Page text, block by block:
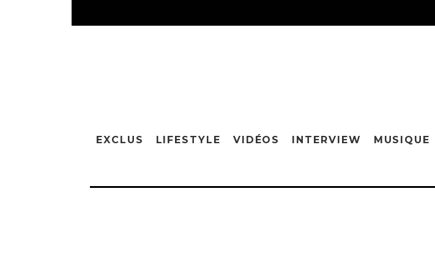
EXCLUS LIFESTYLE VIDÉOS INTERVIEW MUSIQUE